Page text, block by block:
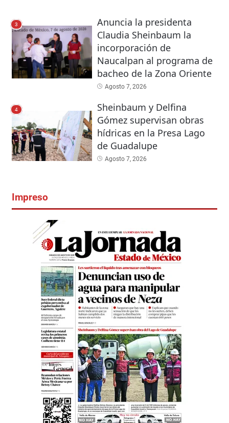
3
Anuncia la presidenta
Claudia Sheinbaum la
incorporación de
Naucalpan al programa de
bacheo de la Zona Oriente
Agosto 7, 2026
4
Sheinbaum y Delfina
Gómez supervisan obras
hídricas en la Presa Lago
de Guadalupe
Agosto 7, 2026
Impreso